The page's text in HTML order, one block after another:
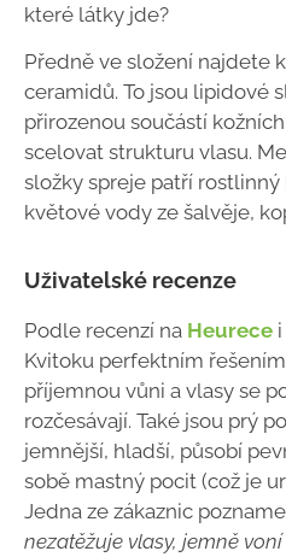
které látky jde?
Předně ve složení najdete
ceramidů. To jsou lipidové
přirozenou součástí
scelovat strukturu vlasu.
složky spreje patří
květové vody ze šalvěje,
Uživatelské recenze
Podle recenzí na Heurece i
Kvitoku perfektním
příjemnou vůni a vlasy se
rozčesávají. Také jsou prý
jemnější, hladší, působí
sobě mastný pocit (což je
Jedna ze zákaznic
nezatěžuje vlasy, jemně